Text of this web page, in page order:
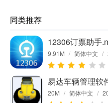
同类推荐
9.91M / 简体中文 /
易达车辆管理软
20M / 简体中文 /